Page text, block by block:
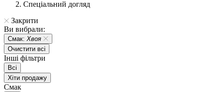
Спеціальний догляд
Закрити
Ви вибрали:
Смак: Хвоя
Очистити всі
Інші фільтри
Всі
Хіти продажу
Смак